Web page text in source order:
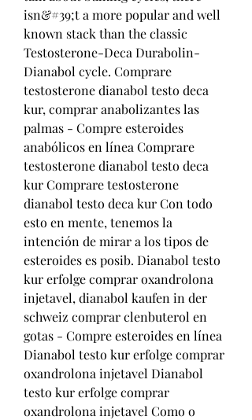
isn&#39;t a more popular and well
known stack than the classic
Testosterone-Deca Durabolin-
Dianabol cycle. Comprare
testosterone dianabol testo deca
kur, comprar anabolizantes las
palmas - Compre esteroides
anabólicos en línea Comprare
testosterone dianabol testo deca
kur Comprare testosterone
dianabol testo deca kur Con todo
esto en mente, tenemos la
intención de mirar a los tipos de
esteroides es posib. Dianabol testo
kur erfolge comprar oxandrolona
injetavel, dianabol kaufen in der
schweiz comprar clenbuterol en
gotas - Compre esteroides en línea
Dianabol testo kur erfolge comprar
oxandrolona injetavel Dianabol
testo kur erfolge comprar
oxandrolona injetavel Como o